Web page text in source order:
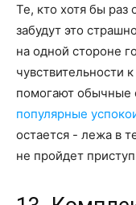
Те, кто хотя бы
забудут это
на одной стороне
чувствительности
помогают обычные
популярные
остается - лежа в
не пройдет